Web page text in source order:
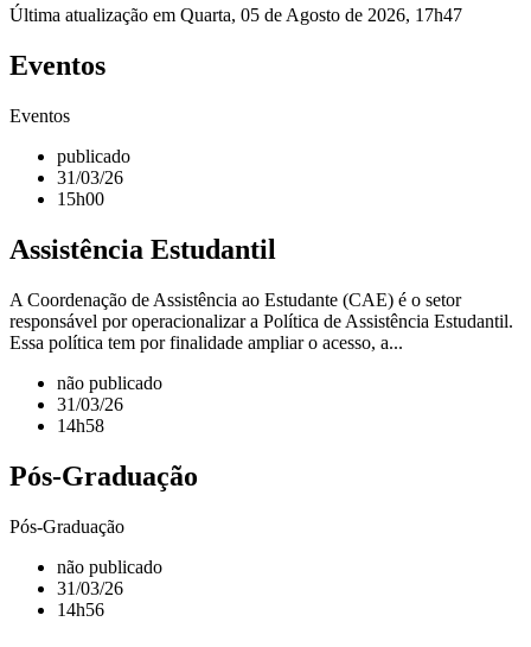
Última atualização em Quarta, 05 de Agosto de 2026, 17h47
Eventos
Eventos
publicado
31/03/26
15h00
Assistência Estudantil
A Coordenação de Assistência ao Estudante (CAE) é o setor
responsável por operacionalizar a Política de Assistência Estudantil.
Essa política tem por finalidade ampliar o acesso, a...
não publicado
31/03/26
14h58
Pós-Graduação
Pós-Graduação
não publicado
31/03/26
14h56